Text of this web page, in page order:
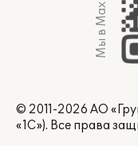
Мы в Max
© 2011-2026 АО
«1С»). Все права